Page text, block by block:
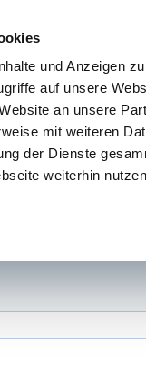
und Anzeigen
auf unsere
an unsere
mit weiteren
der Dienste
weiterhin